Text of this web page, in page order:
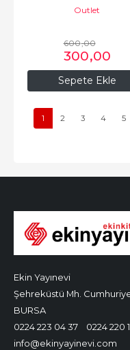
Sepete Ekle
Outlet
600,00
300,00
1 2 3 4 5
Ekin Yayınevi
Şehreküstü Mh.
BURSA
0224 223 04 37
0224 220
info@ekinyayinevi.com